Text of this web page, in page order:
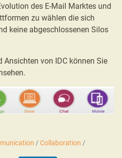
des E-Mail Marktes und
zu wählen die sich
keine abgeschlossenen Silos
von IDC können Sie
/ Collaboration /